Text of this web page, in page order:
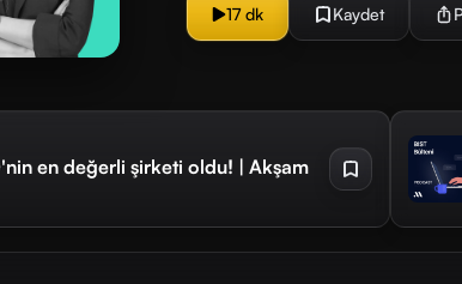
17 dk Kaydet
en değerli şirketi oldu! | Akşam